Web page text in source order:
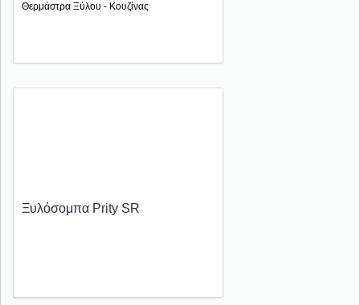
Θερμάστρα Ξύλου - Κουζίνας
Ξυλόσομπα Prity SR